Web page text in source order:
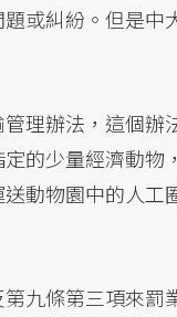
或糾紛。但是中
理辦法，這個辦
的少量經濟動物，
動物園中的人工
九條第三項來罰